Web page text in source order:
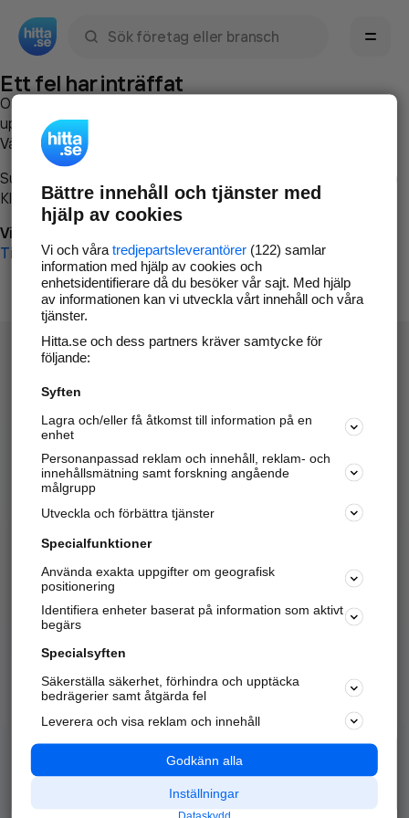
Ett fel har inträffat
Om du vill kan du
uppstod så att vi lättare och snabbare kan avhjälpa det.
Vänligen försök med följande:
Surfa till
Klicka påTillbaka-knappen i webbläsaren och försök igen
Vi beklagar besväret!
Till startsidan
Hitta.se - Gratis nummerupplysning.
Sök företag, personer och platser.
Hitta telefonnummer, adresser, företagsinfo mm.
Marknadsför företaget
Kom igång och annonsera mot
samarbetspartners nära dig.
Alla kategorier
Populära sökningar
API & Kartor
Annonsera
Integritet
Nödnummer
Bättre innehåll och tjänster med
hjälp av cookies
Vi och våra tredjepartsleverantörer(122) samlar
information med hjälp av cookies och
enhetsidentifierare då du besöker vår sajt. Med hjälp
av informationen kan vi utveckla vårt innehåll och våra
tjänster.
Hitta.se och dess partners kräver samtycke för
följande:
Syften
Lagra och/eller få åtkomst till information på en
enhet
Personanpassad reklam och innehåll, reklam- och
innehållsmätning samt forskning angående
målgrupp
Utveckla och förbättra tjänster
Specialfunktioner
Använda exakta uppgifter om geografisk
positionering
Identifiera enheter baserat på information som aktivt
begärs
Specialsyften
Säkerställa säkerhet, förhindra och upptäcka
bedrägerier samt åtgärda fel
Leverera och visa reklam och innehåll
Godkänn alla
Inställningar
Dataskydd